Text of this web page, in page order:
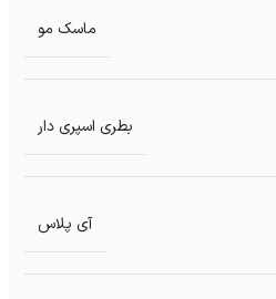
ماسک مو
بطری اسپری دار
آی پلاس